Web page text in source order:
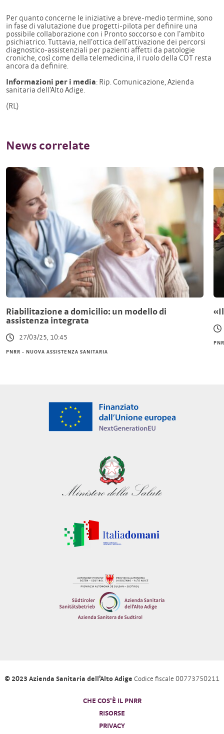
Per quanto concerne le iniziative a breve-medio termine, sono
in fase di valutazione due progetti-pilota per definire una
possibile collaborazione con i Pronto soccorso e con l’ambito
psichiatrico. Tuttavia, nell’ottica dell’attivazione dei percorsi
diagnostico-assistenziali per pazienti affetti da patologie
croniche, così come della telemedicina, il ruolo della COT resta
ancora da definire.
Informazioni per i media: Rip. Comunicazione, Azienda
sanitaria dell’Alto Adige.
(RL)
News correlate
Riabilitazione a domicilio: un modello di
assistenza integrata
27/03/25, 10:45
PNRR - NUOVA ASSISTENZA SANITARIA
© 2023 Azienda Sanitaria dell’Alto Adige Codice fiscale 00773750211
CHE COS'È IL PNRR
RISORSE
PRIVACY